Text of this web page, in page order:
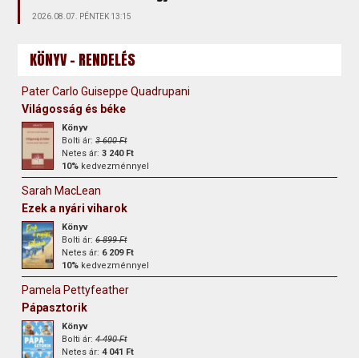
2026.08.07. PÉNTEK 13:15
KÖNYV - RENDELÉS
Pater Carlo Guiseppe Quadrupani
Világosság és béke
Könyv
Bolti ár:3 600 Ft
Netes ár:3 240 Ft
10% kedvezménnyel
Sarah MacLean
Ezek a nyári viharok
Könyv
Bolti ár:6 899 Ft
Netes ár: 6 209 Ft
10% kedvezménnyel
Pamela Pettyfeather
Pápasztorik
Könyv
Bolti ár:4 490 Ft
Netes ár:4 041 Ft